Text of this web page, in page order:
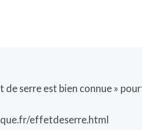
de serre est bien connue »
effetdeserre.html